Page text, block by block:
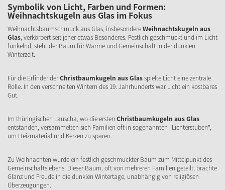
Symbolik von Licht, Farben und Formen:
Weihnachtskugeln aus Glas im Fokus
Weihnachtsbaumschmuck aus Glas, insbesondereWeihnachtskugeln aus
Glas, verkörpert seit jeher etwas Besonderes. Festlich geschmückt und im Licht
funkelnd, steht der Baum für Wärme und Gemeinschaft in der dunklen
Winterzeit.
Für die Erfinder derChristbaumkugeln aus Glasspielte Licht eine zentrale
Rolle. In den verschneiten Wintern des 19. Jahrhunderts war Licht ein kostbares
Gut.
Im thüringischen Lauscha, wo die ersten Christbaumkugeln aus Glas
entstanden, versammelten sich Familien oft in sogenannten "Lichterstuben",
um Heizmaterial und Kerzen zu sparen.
Zu Weihnachten wurde ein festlich geschmückter Baum zum Mittelpunkt des
Gemeinschaftslebens. Dieser Baum, oft von mehreren Familien geteilt, brachte
Glanz und Freude in die dunklen Wintertage, unabhängig von religiösen
Überzeugungen.